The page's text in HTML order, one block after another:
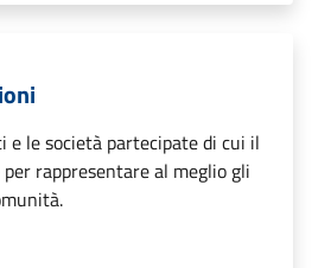
e le società partecipate di cui il
rappresentare al meglio gli